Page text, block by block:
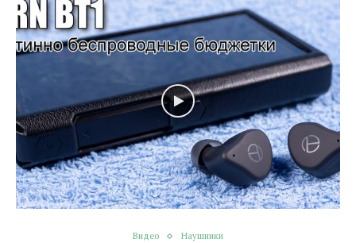
Видео Наушники